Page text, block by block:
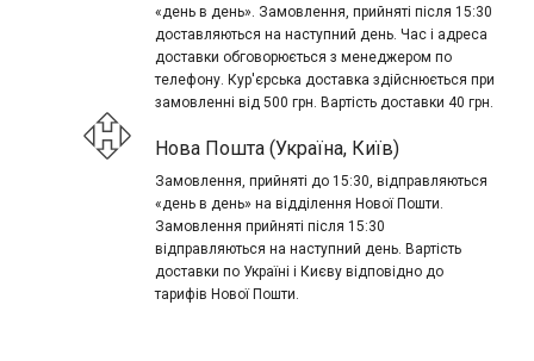
«день в день». Замовлення, прийняті після 15:30
доставляються на наступний день. Час і адреса
доставки обговорюється з менеджером по
телефону. Кур'єрська доставка здійснюється при
замовленні від 500 грн. Вартість доставки 40 грн.
Нова Пошта (Україна, Київ)
Замовлення, прийняті до 15:30, відправляються
«день в день» на відділення Нової Пошти.
Замовлення прийняті після 15:30
відправляються на наступний день. Вартість
доставки по Україні і Києву відповідно до
тарифів Нової Пошти.